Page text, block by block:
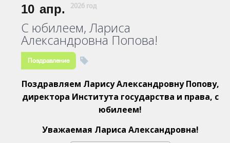
10 апр. 2026 год
С юбилеем, Лариса
Александровна Попова!
Поздравление
Поздравляем Ларису Александровну Попову,
директора Института государства и права, с
юбилеем!
Уважаемая Лариса Александровна!